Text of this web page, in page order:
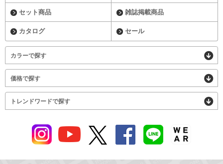
セット商品 雑誌掲載商品
カタログ セール
カラーで探す
価格で探す
トレンドワードで探す